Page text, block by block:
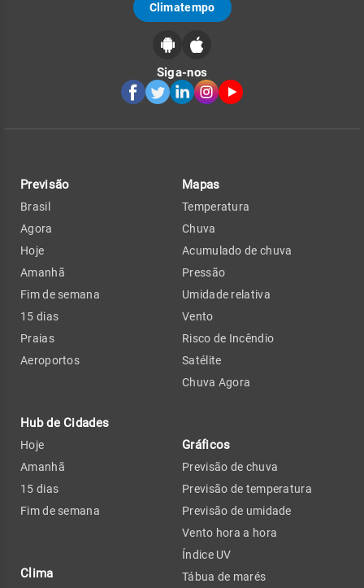
Climatempo
Siga-nos
Previsão
Brasil
Agora
Hoje
Amanhã
Fim de semana
15 dias
Praias
Aeroportos
Hub de Cidades
Hoje
Amanhã
15 dias
Fim de semana
Clima
Mapas
Temperatura
Chuva
Acumulado de chuva
Pressão
Umidade relativa
Vento
Risco de Incêndio
Satélite
Chuva Agora
Gráficos
Previsão de chuva
Previsão de temperatura
Previsão de umidade
Vento hora a hora
Índice UV
Tábua de marés